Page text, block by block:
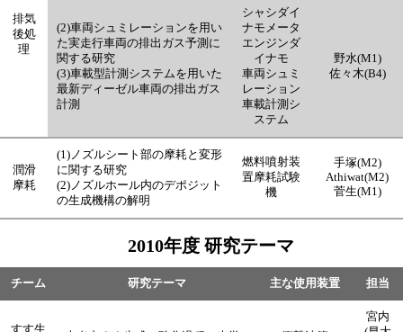
排気
後処
理
(2)車両シュミレーションを用い
た実走行車両の排出ガス予測に
関する研究
(3)車載型計測システムを用いた
最新ディーゼル車両の排出ガス
計測
シャシダイ
ナモメータ
エンジンダ
イナモ
車両シュミ
レーション
車載計測シ
ステム
野水(M1)
佐々木(B4)
潤滑
摩耗
(1)ノズルシート部の摩耗と変形
に関する研究
(2)ノズルホール内のデポジット
の生成機構の解明
燃料噴射装
置摩耗試験
機
手塚(M2)
Athiwat(M2)
菅生(M1)
2010年度 研究テーマ
チーム 研究テーマ 主な使用装置 担当
宮内